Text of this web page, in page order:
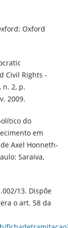
Oxford
Civil Rights -
n. 2, p.
2009.
do
em
Axel Honneth-
Saraiva,
13. Dispõe
o art. 58 da